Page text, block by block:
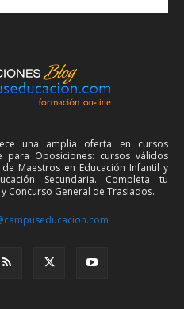
una amplia oferta en cursos
para Oposiciones: cursos válidos
Maestros en Educación Infantil y
Secundaria. Completa tu
Concurso General de Traslados.